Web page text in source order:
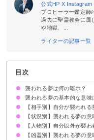
公式HP X Instagram
プロヒーラー鑑定師
過去に聖霊教会に属
や地獄、...
ライターの記事一覧
目次
襲われる夢は何の暗示？
襲われる夢の基本的な意味
不安や恐れの暗示
初夢で見たら全体運上昇
状況によって意味が決まる
【相手別】自分が襲われる
同性に襲われる夢【警告
知らない人に襲われる夢【
異性に襲われる夢【吉夢】
暴漢に襲われる夢【警告
父に襲われる夢【吉夢】
母に襲われる夢【吉夢】
恋人（彼氏・彼女）に襲
おじさんに襲われる夢【警
兄弟に襲われる夢【警告
ストーカーに襲われる夢【
集団に襲われる夢【吉夢】
未確認生物に襲われる夢【
動物に襲われる【警告夢】
【状況別】襲われる夢の意
襲われそうになる夢【警
襲われそうになって目が
襲われそうになって逃げ
襲われそうになって戦う
家で襲われる夢【警告夢】
寝込みを襲われる夢【吉
襲われて死ぬ【吉夢・警
襲われて殺す夢【吉夢】
散歩中に襲われる夢【警
仕事中に襲われる夢【警
【人物別】自分以外が襲わ
家族が襲われる夢【警告
友達が襲われる夢【警告
他人・知らない人が襲わ
恋人（彼氏・彼女）が襲
好きな人が襲われる夢【吉
旦那が襲われる夢【警告
妻が襲われる夢【警告夢】
母が襲われる夢【警告夢】
父が襲われる夢【警告夢】
元彼が襲われる夢【吉夢】
嫌いな人が襲われる夢【吉
【凶器別】襲われる夢の意